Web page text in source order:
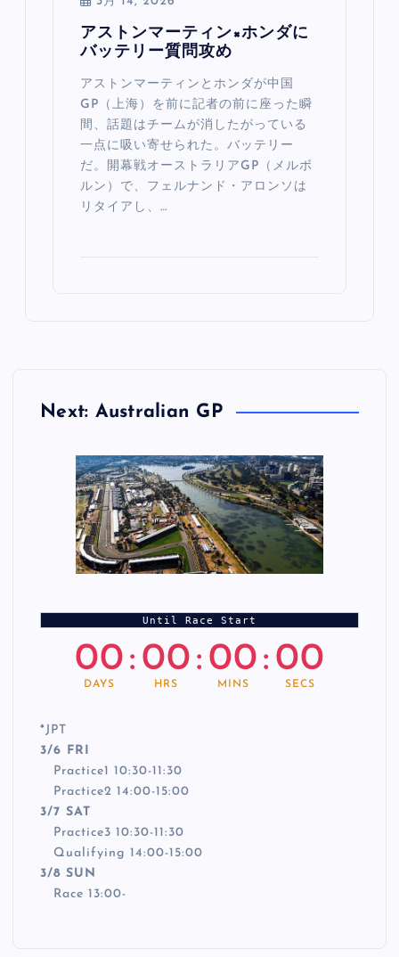
アストンマーティン×ホンダに
バッテリー質問攻め
アストンマーティンとホンダが中国
GP（上海）を前に記者の前に座った瞬
間、話題はチームが消したがっている
一点に吸い寄せられた。バッテリー
だ。開幕戦オーストラリアGP（メルボ
ルン）で、フェルナンド・アロンソは
リタイアし、…
Next: Australian GP
Until Race Start
00
DAYS
: 00
HRS
: 00
MINS
: 00
SECS
*JPT
3/6 FRI
Practice1 10:30-11:30
Practice2 14:00-15:00
3/7 SAT
Practice3 10:30-11:30
Qualifying 14:00-15:00
3/8 SUN
Race 13:00-